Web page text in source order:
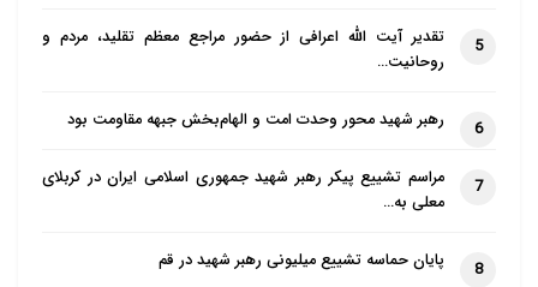
5
تقدیر آیت الله اعرافی از حضور مراجع معظم تقلید، مردم و
روحانیت…
6 رهبر شهید محور وحدت امت و الهام‌بخش جبهه مقاومت بود
7
مراسم تشییع پیکر رهبر شهید جمهوری اسلامی ایران در کربلای
معلی به…
8 پایان حماسه تشییع میلیونی رهبر شهید در قم